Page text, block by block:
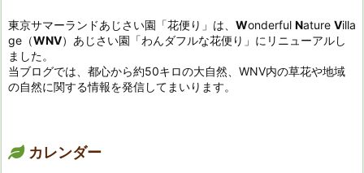
東京サマーランドあじさい園「花便り」は、 Wonderful Nature Villa
ge（WNV）あじさい園「わんダフルな花便り」にリニューアルし
ました。
当ブログでは、都心から約50キロの大自然、WNV内の草花や地域
の自然に関する情報を発信してまいります。
カレンダー